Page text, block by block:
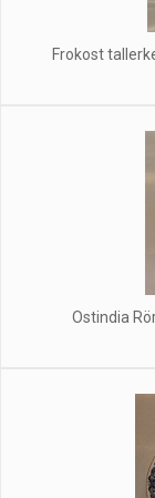
Frokost
Ostindia